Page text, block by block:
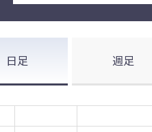
日足 週足